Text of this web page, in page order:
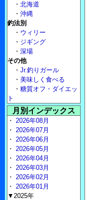
・ 北海道
・ 沖縄
釣法別
・ ウィリー
・ ジギング
・ 深場
その他
・ Jr.釣りガール
・ 美味しく食べる
・ 糖質オフ・ダイエッ
ト
月別インデックス
・ 2026年08月
・ 2026年07月
・ 2026年06月
・ 2026年05月
・ 2026年04月
・ 2026年03月
・ 2026年02月
・ 2026年01月
▼2025年